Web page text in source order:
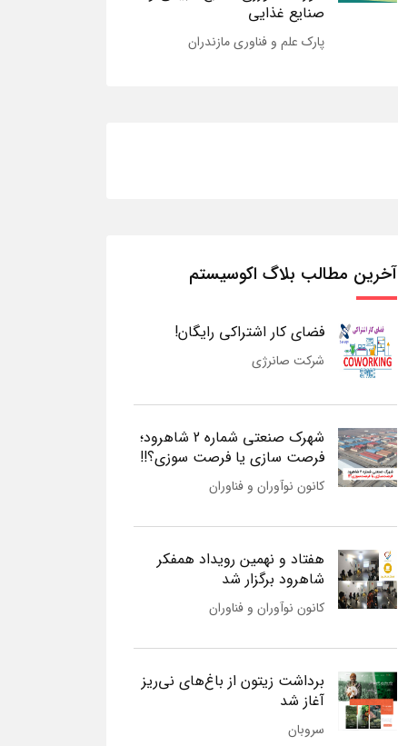
صنایع غذایی
پارک علم و فناوری مازندران
آخرین مطالب بلاگ اکوسیستم
فضای کار اشتراکی رایگان!
شرکت صانرژی
شهرک صنعتی شماره 2 شاهرود؛
فرصت سازی یا فرصت سوزی؟!!
کانون نوآوران و فناوران
هفتاد و نهمین رویداد همفکر
شاهرود برگزار شد
کانون نوآوران و فناوران
برداشت زیتون از باغ‌های نی‌ریز
آغاز شد
سروبان